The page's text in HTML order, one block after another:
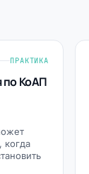
ПРАКТИКА
по КоАП
когда